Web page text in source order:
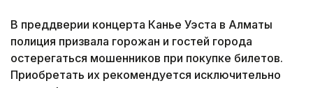
В преддверии концерта Канье Уэста в Алматы
полиция призвала горожан и гостей города
остерегаться мошенников при покупке билетов.
Приобретать их рекомендуется исключительно